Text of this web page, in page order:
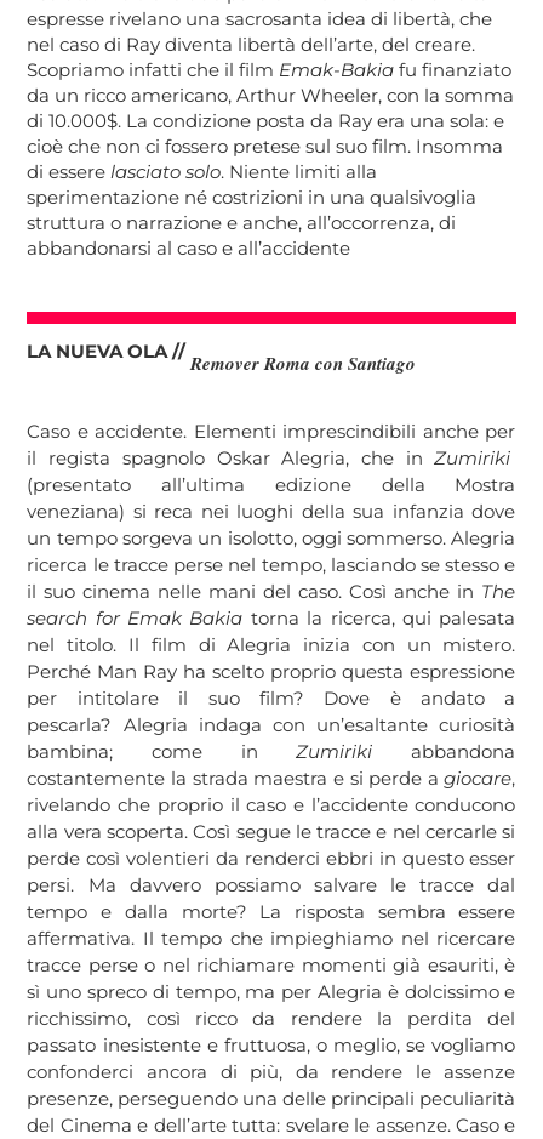
espresse rivelano una sacrosanta idea di libertà, che
nel caso di Ray diventa libertà dell’arte, del creare.
Scopriamo infatti che il film Emak-Bakia fu finanziato
da un ricco americano, Arthur Wheeler, con la somma
di 10.000$. La condizione posta da Ray era una sola: e
cioè che non ci fossero pretese sul suo film. Insomma
di essere lasciato solo. Niente limiti alla
sperimentazione né costrizioni in una qualsivoglia
struttura o narrazione e anche, all’occorrenza, di
abbandonarsi al caso e all’accidente
LA NUEVA OLA // Remover Roma con Santiago
Caso e accidente. Elementi imprescindibili anche per
il regista spagnolo Oskar Alegria, che inZumiriki
(presentato all’ultima edizione della Mostra
veneziana) si reca nei luoghi della sua infanzia dove
un tempo sorgeva un isolotto, oggi sommerso. Alegria
ricerca le tracce perse nel tempo, lasciando se stesso e
il suo cinema nelle mani del caso. Così anche in The
search for Emak Bakia torna la ricerca, qui palesata
nel titolo. Il film di Alegria inizia con un mistero.
Perché Man Ray ha scelto proprio questa espressione
per intitolare il suo film? Dove è andato a
pescarla? Alegria indaga con un’esaltante curiosità
bambina; come inZumiriki abbandona
costantemente la strada maestra e si perde agiocare,
rivelando che proprio il caso e l’accidente conducono
alla vera scoperta. Così segue le tracce e nel cercarle si
perde così volentieri da renderci ebbri in questo esser
persi. Ma davvero possiamo salvare le tracce dal
tempo e dalla morte? La risposta sembra essere
affermativa. Il tempo che impieghiamo nel ricercare
tracce perse o nel richiamare momenti già esauriti, è
sì uno spreco di tempo, ma per Alegria è dolcissimo e
ricchissimo, così ricco da rendere la perdita del
passato inesistente e fruttuosa, o meglio, se vogliamo
confonderci ancora di più, da rendere le assenze
presenze, perseguendo una delle principali peculiarità
del Cinema e dell’arte tutta: svelare le assenze. Caso e